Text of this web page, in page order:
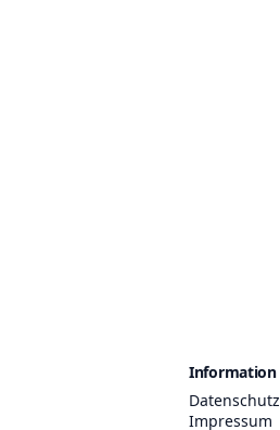
Information
Datenschutz
Impressum